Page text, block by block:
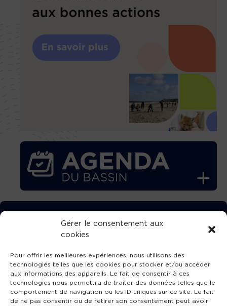
Gérer le consentement aux
cookies
Pour offrir les meilleures expériences, nous utilisons des
technologies telles que les cookies pour stocker et/ou accéder
aux informations des appareils. Le fait de consentir à ces
technologies nous permettra de traiter des données telles que le
comportement de navigation ou les ID uniques sur ce site. Le fait
de ne pas consentir ou de retirer son consentement peut avoir
TÉLÉCHARGEZ GRATUITEMENT
L’APPLICATION TVBA !
SUIVEZ-NOUS !